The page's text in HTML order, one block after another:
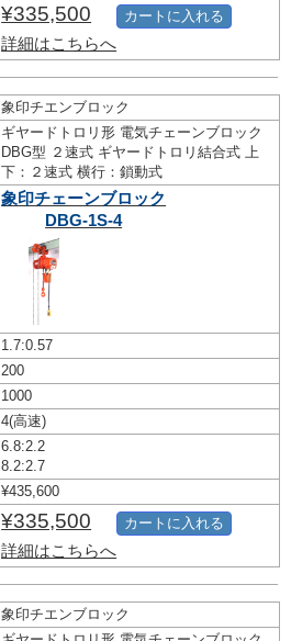
¥335,500
詳細はこちらへ
カートに入れる
象印チエンブロック
ギヤードトロリ形 電気チェーンブロック
DBG型 ２速式 ギヤードトロリ結合式 上
下：２速式 横行：鎖動式
象印チェーンブロック
DBG-1S-4
1.7:0.57
200
1000
4(高速)
6.8:2.2
8.2:2.7
¥435,600
¥335,500
詳細はこちらへ
カートに入れる
象印チエンブロック